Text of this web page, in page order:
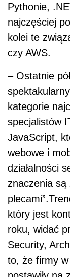
Pythonie,
najczęściej
kolei te
czy AWS.
– Ostatnie
kategorie
specjalistów
JavaScript,
webowe i
działalności
znaczenia są
który jest
roku, widać
Security,
to, że firmy